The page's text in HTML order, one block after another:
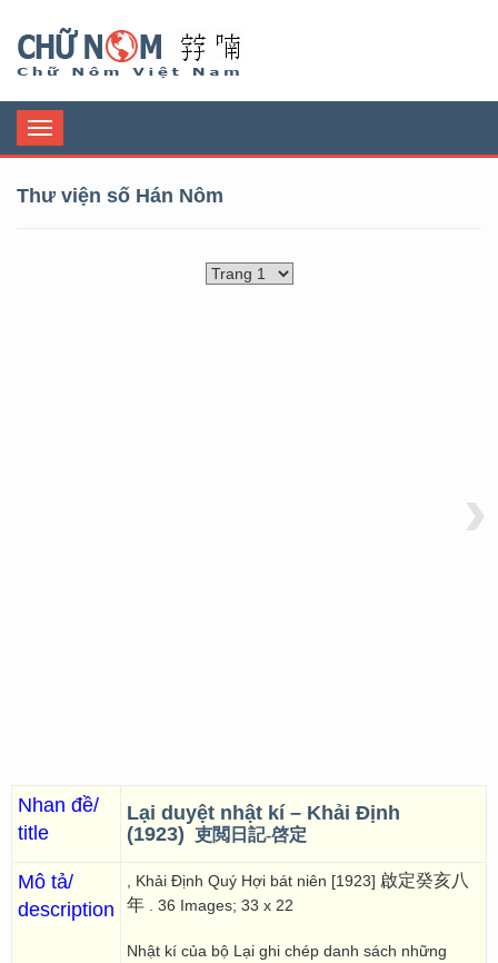
Toggle
navigation
Thư viện số Hán Nôm
›
Nhan đề/
title
Lại duyệt nhật kí – Khải Định
(1923)
吏閲日記-啓定
Mô tả/
description
, Khải Định Quý Hợi bát niên [1923] 啟定癸亥八
年 . 36 Images; 33 x 22
Nhật kí của bộ Lại ghi chép danh sách những